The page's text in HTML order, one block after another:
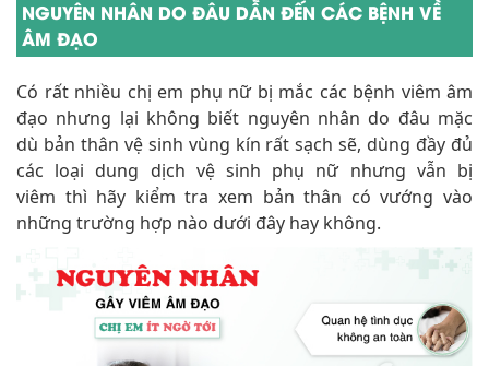
Có rất nhiều chị em phụ nữ bị mắc các bệnh viêm âm
đạo nhưng lại không biết nguyên nhân do đâu mặc
các loại dung dịch vệ sinh phụ nữ nhưng vẫn bị
viêm thì hãy kiểm tra xem bản thân có vướng vào
những trường hợp nào dưới đây hay không.